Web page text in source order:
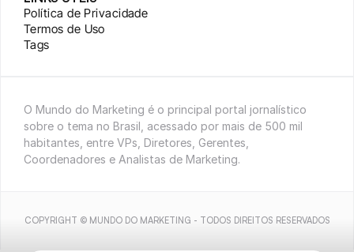
Política de Privacidade
Termos de Uso
Tags
O Mundo do Marketing é o principal portal jornalístico
sobre o tema no Brasil, acessado por mais de 500 mil
habitantes, entre VPs, Diretores, Gerentes,
Coordenadores e Analistas de Marketing.
COPYRIGHT © MUNDO DO MARKETING - TODOS DIREITOS RESERVADOS